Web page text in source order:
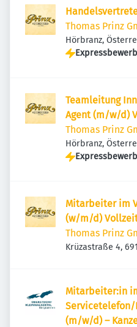
Thomas Prinz
Hörbranz,
Teamleitung
Agent (m/w/d)
Thomas Prinz
Hörbranz,
Mitarbeiter im
(w/m/d)
Thomas Prinz
Krüzastraße 4,
Mitarbeiter:in
Servicetelefon/
(m/w/d) –